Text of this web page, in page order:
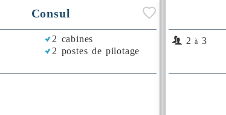
Consul
2 cabines
2 postes de pilotage
2 à 3